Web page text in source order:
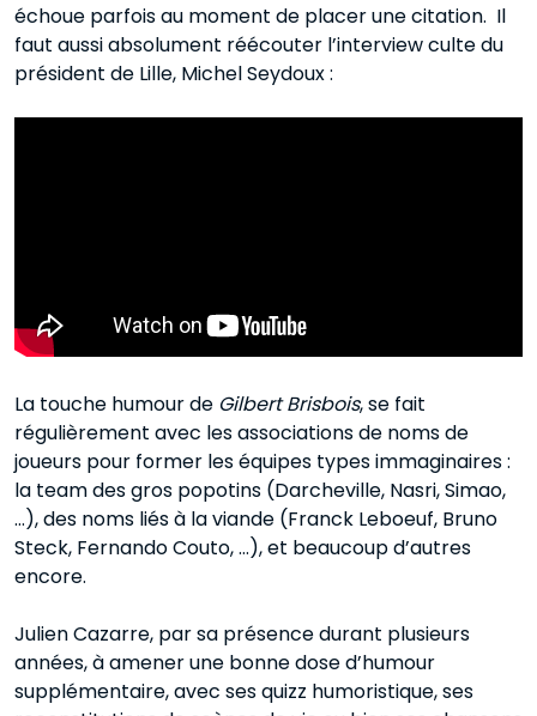
échoue parfois au moment de placer une citation. Il
faut aussi absolument réécouter l’interview culte du
président de Lille, Michel Seydoux :
La touche humour de Gilbert Brisbois, se fait
régulièrement avec les associations de noms de
joueurs pour former les équipes types immaginaires :
la team des gros popotins (Darcheville, Nasri, Simao,
…), des noms liés à la viande (Franck Leboeuf, Bruno
Steck, Fernando Couto, …), et beaucoup d’autres
encore.
Julien Cazarre, par sa présence durant plusieurs
années, à amener une bonne dose d’humour
supplémentaire, avec ses quizz humoristique, ses